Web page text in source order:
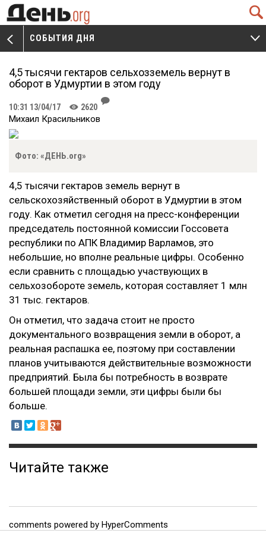
Q
V
СОБЫТИЯ ДНЯ
W
4,5 тысячи гектаров сельхозземель вернут в
оборот в Удмуртии в этом году
10:31 13/04/17 K 2620
J
Михаил Красильников
Фото: «ДЕНЬ.org»
4,5 тысячи гектаров земель вернут в
сельскохозяйственный оборот в Удмуртии в этом
году. Как отметил сегодня на пресс-конференции
председатель постоянной комиссии Госсовета
республики по АПК Владимир Варламов, это
небольшие, но вполне реальные цифры. Особенно
если сравнить с площадью участвующих в
сельхозобороте земель, которая составляет 1 млн
31 тыс. гектаров.
Он отметил, что задача стоит не просто
документального возвращения земли в оборот, а
реальная распашка ее, поэтому при составлении
планов учитываются действительные возможности
предприятий. Была бы потребность в возврате
большей площади земли, эти цифры были бы
больше.
Читайте также
comments powered by HyperComments